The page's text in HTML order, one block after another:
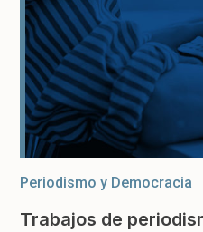
Periodismo y Democracia
Trabajos de